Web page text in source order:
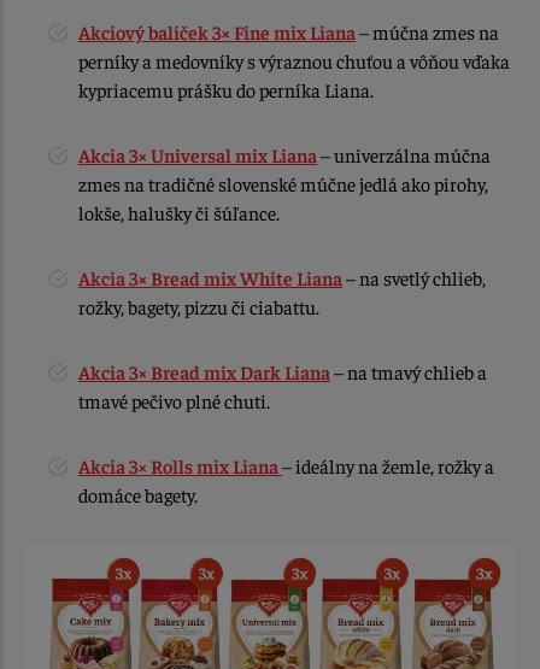
Akciový balíček 3× Fine mix Liana – múčna zmes na
perníky a medovníky s výraznou chuťou a vôňou vďaka
kypriacemu prášku do perníka Liana.
Akcia 3× Universal mix Liana – univerzálna múčna
zmes na tradičné slovenské múčne jedlá ako pirohy,
lokše, halušky či šúľance.
Akcia 3× Bread mix White Liana – na svetlý chlieb,
rožky, bagety, pizzu či ciabattu.
Akcia 3× Bread mix Dark Liana – na tmavý chlieb a
tmavé pečivo plné chuti.
Akcia 3× Rolls mix Liana – ideálny na žemle, rožky a
domáce bagety.